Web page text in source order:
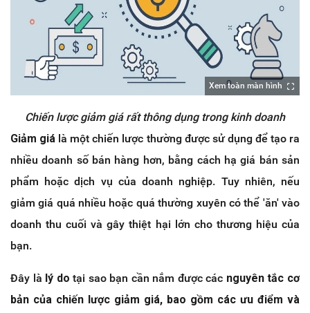
Xem toàn màn hình
Chiến lược giảm giá rất thông dụng trong kinh doanh
Giảm giá là một chiến lược thường được sử dụng để tạo ra
nhiều doanh số bán hàng hơn, bằng cách hạ giá bán sản
phẩm hoặc dịch vụ của doanh nghiệp. Tuy nhiên, nếu
giảm giá quá nhiều hoặc quá thường xuyên có thể 'ăn' vào
doanh thu cuối và gây thiệt hại lớn cho thương hiệu của
bạn.
Đây là lý do tại sao bạn cần nắm được các nguyên tắc cơ
bản của chiến lược giảm giá, bao gồm các ưu điểm và